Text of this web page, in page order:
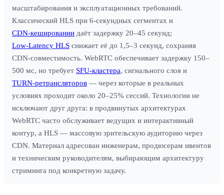
масштабирования и эксплуатационных требований.
Классический HLS при 6‑секундных сегментах и
CDN‑кешировании даёт задержку 20–45 секунд;
Low‑Latency HLS снижает её до 1,5–3 секунд, сохраняя
CDN‑совместимость. WebRTC обеспечивает задержку 150–
500 мс, но требует SFU‑кластера, сигнального слоя и
TURN‑ретрансляторов — через которые в реальных
условиях проходит около 20–25% сессий. Технологии не
исключают друг друга: в продвинутых архитектурах
WebRTC часто обслуживает ведущих и интерактивный
контур, а HLS — массовую зрительскую аудиторию через
CDN. Материал адресован инженерам, продюсерам ивентов
и техническим руководителям, выбирающим архитектуру
стриминга под конкретную задачу.